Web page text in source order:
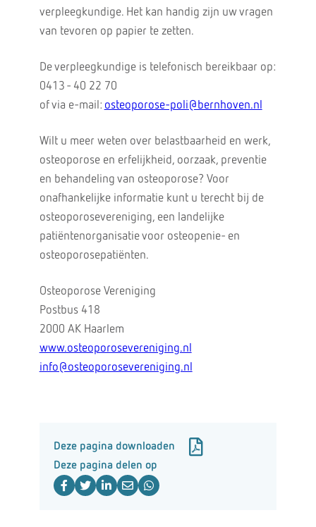
verpleegkundige. Het kan handig zijn uw vragen
van tevoren op papier te zetten.
De verpleegkundige is telefonisch bereikbaar op:
0413 - 40 22 70
of via e-mail: osteoporose-poli@bernhoven.nl
Wilt u meer weten over belastbaarheid en werk,
osteoporose en erfelijkheid, oorzaak, preventie
en behandeling van osteoporose? Voor
onafhankelijke informatie kunt u terecht bij de
osteoporosevereniging, een landelijke
patiëntenorganisatie voor osteopenie- en
osteoporosepatiënten.
Osteoporose Vereniging
Postbus 418
2000 AK Haarlem
www.osteoporosevereniging.nl
info@osteoporosevereniging.nl
Deze pagina downloaden
Deze pagina delen op